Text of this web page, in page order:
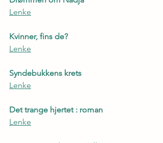
Lenke
Kvinner, fins de?
Lenke
Syndebukkens krets
Lenke
Det trange hjertet : roman
Lenke